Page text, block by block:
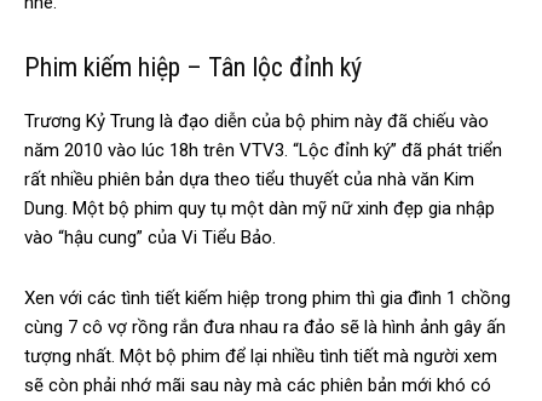
Phim kiếm hiệp – Tân lộc đỉnh ký
Trương Kỷ Trung là đạo diễn của bộ phim này đã chiếu vào
năm 2010 vào lúc 18h trên VTV3. “Lộc đỉnh ký” đã phát triển
rất nhiều phiên bản dựa theo tiểu thuyết của nhà văn Kim
Dung. Một bộ phim quy tụ một dàn mỹ nữ xinh đẹp gia nhập
vào “hậu cung” của Vi Tiểu Bảo.
Xen với các tình tiết kiếm hiệp trong phim thì gia đình 1 chồng
cùng 7 cô vợ rồng rắn đưa nhau ra đảo sẽ là hình ảnh gây ấn
tượng nhất. Một bộ phim để lại nhiều tình tiết mà người xem
sẽ còn phải nhớ mãi sau này mà các phiên bản mới khó có